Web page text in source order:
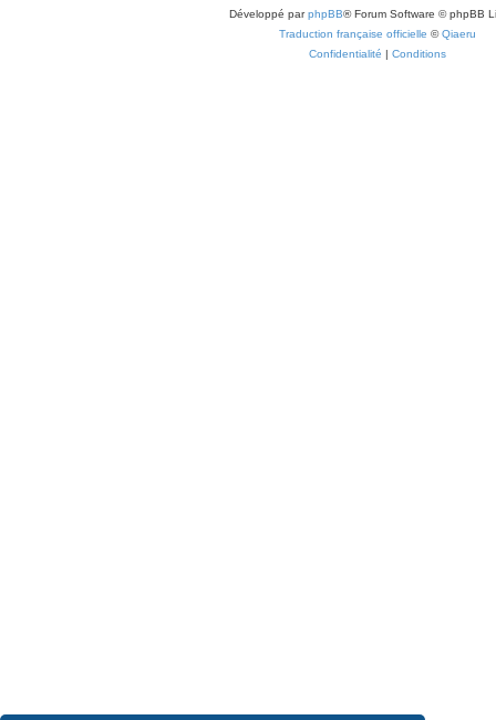
Développé parphpBB® Forum Software © phpBB
Traduction française officielle ©Qiaeru
Confidentialité | Conditions